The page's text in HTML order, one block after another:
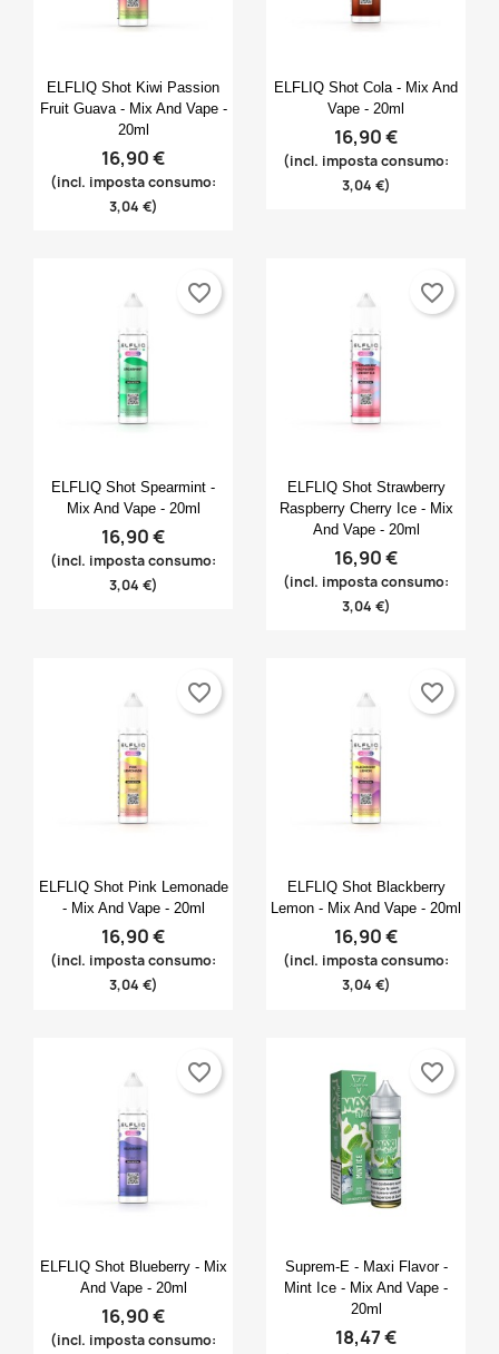
 Anteprima
ELFLIQ Shot Kiwi Passion
Fruit Guava - Mix And Vape -
20ml
16,90 €
(incl. imposta consumo:
3,04 €)
Anteprima
ELFLIQ Shot Cola - Mix And
Vape - 20ml
16,90 €
(incl. imposta consumo:
3,04 €)
Anteprima
ELFLIQ Shot Spearmint -
Mix And Vape - 20ml
16,90 €
(incl. imposta consumo:
3,04 €)
favorite_border
Anteprima
ELFLIQ Shot Strawberry
Raspberry Cherry Ice - Mix
And Vape - 20ml
16,90 €
(incl. imposta consumo:
3,04 €)
favorite_border
Anteprima
ELFLIQ Shot Pink Lemonade
- Mix And Vape - 20ml
16,90 €
(incl. imposta consumo:
3,04 €)
favorite_border
Anteprima
ELFLIQ Shot Blackberry
Lemon - Mix And Vape - 20ml
16,90 €
(incl. imposta consumo:
3,04 €)
favorite_border
Anteprima
ELFLIQ Shot Blueberry - Mix
And Vape - 20ml
16,90 €
(incl. imposta consumo:
favorite_border
Anteprima
Suprem-E - Maxi Flavor -
Mint Ice - Mix And Vape -
20ml
18,47 €
favorite_border